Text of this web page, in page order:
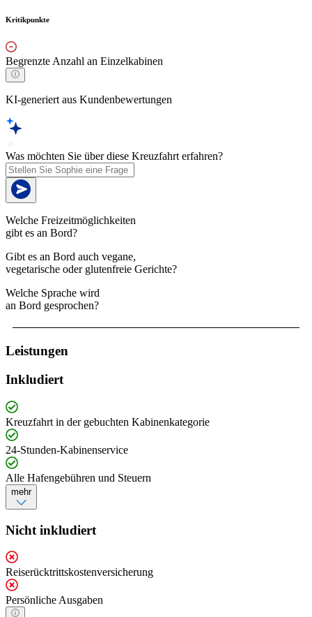
Kritikpunkte
Begrenzte Anzahl an Einzelkabinen
KI-generiert aus Kundenbewertungen
Was möchten Sie über diese Kreuzfahrt erfahren?
Welche Freizeitmöglichkeiten
gibt es an Bord?
Gibt es an Bord auch vegane,
vegetarische oder glutenfreie Gerichte?
Welche Sprache wird
an Bord gesprochen?
Leistungen
Inkludiert
Kreuzfahrt in der gebuchten Kabinenkategorie
24-Stunden-Kabinenservice
Alle Hafengebühren und Steuern
mehr
Nicht inkludiert
Reiserücktrittskostenversicherung
Persönliche Ausgaben